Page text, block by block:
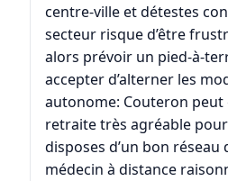
centre-ville et détestes
secteur risque d’être
alors prévoir un pied-à-
accepter d’alterner les
autonome: Couteron peut
retraite très agréable
disposes d’un bon réseau
médecin à distance